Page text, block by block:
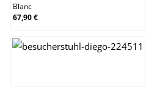
Blanc
67,90 €